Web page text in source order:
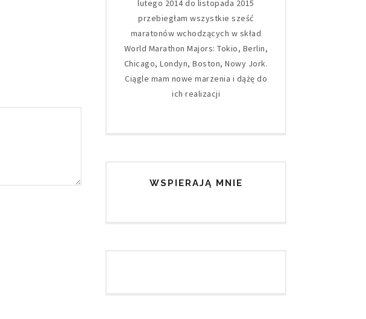
lutego 2014 do listopada 2015
przebiegłam wszystkie sześć
maratonów wchodzących w skład
World Marathon Majors: Tokio, Berlin,
Chicago, Londyn, Boston, Nowy Jork.
Ciągle mam nowe marzenia i dążę do
ich realizacji
WSPIERAJĄ MNIE